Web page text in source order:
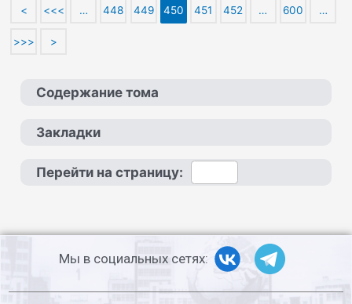
< <<< … 448 449 450 451 452 … 600 …
>>> >
Содержание тома
Закладки
Перейти на страницу:
Мы в социальных сетях: